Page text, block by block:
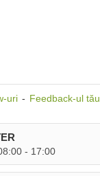
uri - Feedback-ul tău
- 17:00